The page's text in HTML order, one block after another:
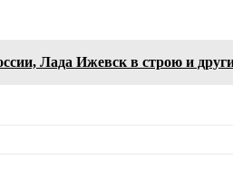
Лада Ижевск в строю и